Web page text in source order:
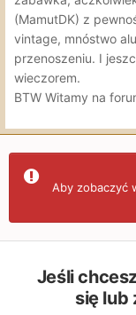
(MamutDK) z
vintage, mnóstwo
przenoszeniu. I
wieczorem.
BTW Witamy na
Aby zobaczyć
Jeśli
się lub